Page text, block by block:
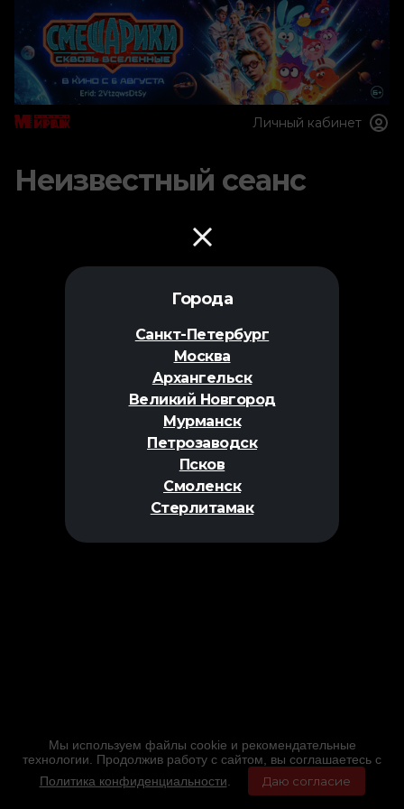
Города
Санкт-Петербург
Москва
Архангельск
Великий Новгород
Мурманск
Петрозаводск
Псков
Смоленск
Стерлитамак
Личный кабинет
Неизвестный сеанс
Мы используем файлы cookie и рекомендательные
технологии. Продолжив работу с сайтом, вы соглашаетесь с
Политика конфиденциальности
Даю согласие